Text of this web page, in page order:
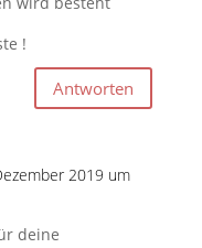
!
Antworten
2019 um
deine